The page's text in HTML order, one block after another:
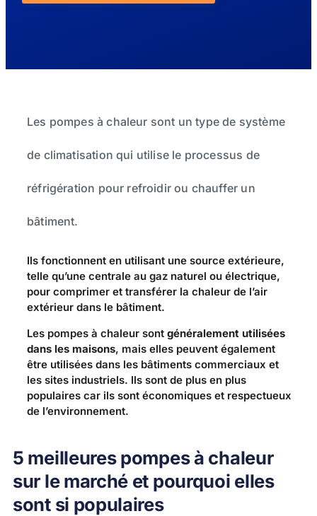
Les pompes à chaleur sont un type de système
de climatisation qui utilise le processus de
réfrigération pour refroidir ou chauffer un
bâtiment.
Ils fonctionnent en utilisant une source extérieure,
telle qu’une centrale au gaz naturel ou électrique,
pour comprimer et transférer la chaleur de l’air
extérieur dans le bâtiment.
Les pompes à chaleur sont généralement utilisées
dans les maisons, mais elles peuvent également
être utilisées dans les bâtiments commerciaux et
les sites industriels. Ils sont de plus en plus
populaires car ils sont économiques et respectueux
de l’environnement.
5 meilleures pompes à chaleur
sur le marché et pourquoi elles
sont si populaires